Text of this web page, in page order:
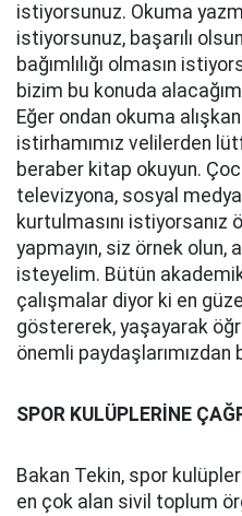
istiyorsunuz. Okuma
istiyorsunuz, başarılı
bağımlılığı olmasın
bizim bu konuda
Eğer ondan okuma
istirhamımız velilerden
beraber kitap okuyun.
televizyona, sosyal medya
kurtulmasını
yapmayın, siz örnek olun,
isteyelim. Bütün
çalışmalar diyor ki en
göstererek, yaşayarak
önemli paydaşlarımızdan
SPOR KULÜPLERİNE
Bakan Tekin, spor
en çok alan sivil toplum